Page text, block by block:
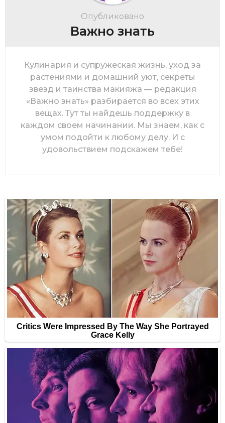
Опубликовано
Важно знать
Кулинария и супружеская жизнь, уход за
растениями и домашний уют, секреты
звезд и таинства макияжа — редакция
«Важно знать» разбирается во всех этих
вещах. Тут ты найдешь поддержку в
каждом своем начинании. Мы знаем, как с
умом подойти к любому делу. И с
удовольствием подскажем тебе!